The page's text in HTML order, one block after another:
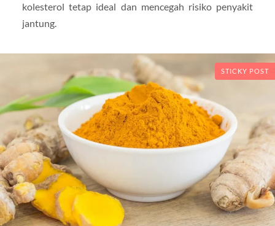
kolesterol tetap ideal dan mencegah risiko penyakit
jantung.
STICKY POST